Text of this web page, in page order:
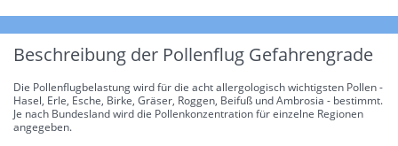
Beschreibung der Pollenflug Gefahrengrade
Die Pollenflugbelastung wird für die acht allergologisch wichtigsten Pollen -
Hasel, Erle, Esche, Birke, Gräser, Roggen, Beifuß und Ambrosia - bestimmt.
Je nach Bundesland wird die Pollenkonzentration für einzelne Regionen
angegeben.